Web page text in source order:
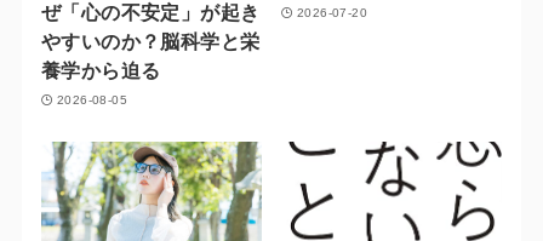
ぜ「心の不安定」が起き
やすいのか？脳科学と栄
養学から迫る
2026-08-05
2026-07-20